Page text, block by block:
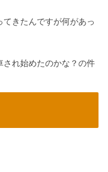
てきたんですが何があっ
され始めたのかな？の件